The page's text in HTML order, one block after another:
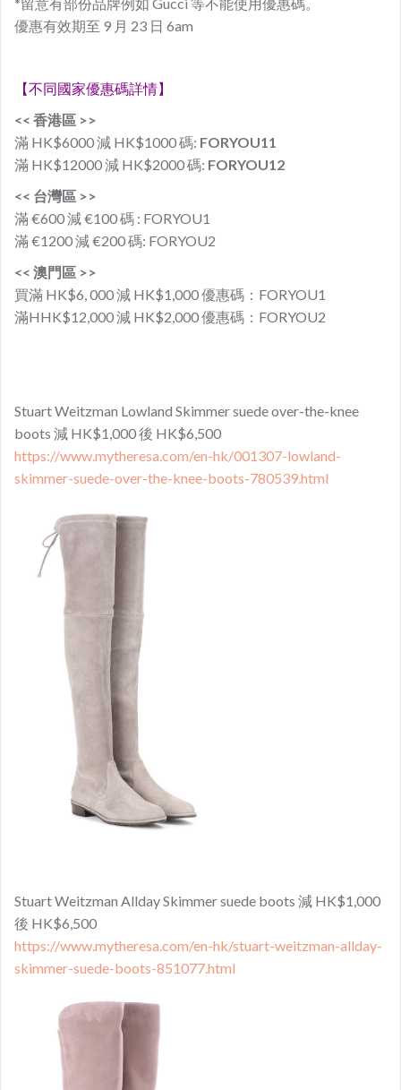
優惠有效期至 9 月 23 日 6am
【不同國家優惠碼詳情】
<< 香港區 >>
滿 HK$6000 減 HK$1000 碼: FORYOU11
滿 HK$12000 減 HK$2000 碼: FORYOU12
<< 台灣區 >>
滿 €600 減 €100 碼 : FORYOU1
滿 €1200 減 €200 碼: FORYOU2
<< 澳門區 >>
買滿 HK$6, 000 減 HK$1,000 優惠碼：FORYOU1
滿HHK$12,000 減 HK$2,000 優惠碼：FORYOU2
Stuart Weitzman Lowland Skimmer suede over-the-knee
boots 減 HK$1,000 後 HK$6,500
https://www.mytheresa.com/en-hk/001307-lowland-
skimmer-suede-over-the-knee-boots-780539.html
Stuart Weitzman Allday Skimmer suede boots 減 HK$1,000
後 HK$6,500
https://www.mytheresa.com/en-hk/stuart-weitzman-allday-
skimmer-suede-boots-851077.html